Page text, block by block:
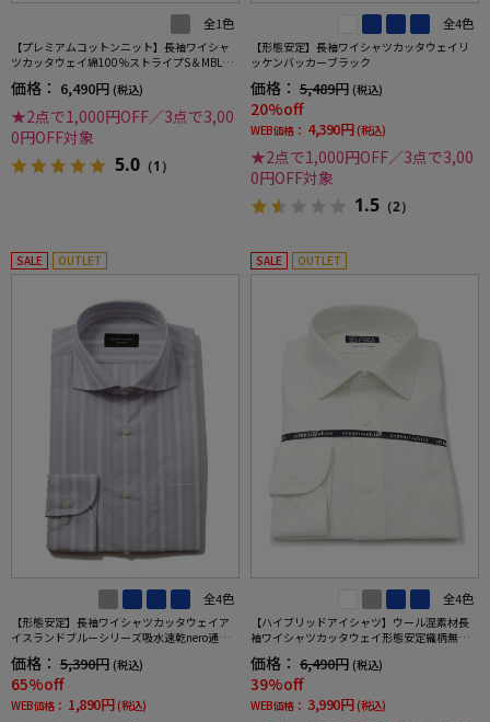
全1色
【プレミアムコットンニット】長袖ワイシャ
ツカッタウェイ綿100％ストライプS＆MBLUE
価格： 6,490円 (税込)
★2点で1,000円OFF／3点で3,00
0円OFF対象
5.0 （1）
全4色
【形態安定】長袖ワイシャツカッタウェイリ
ッケンバッカーブラック
価格： 5,489円 (税込)
20%off
WEB価格： 4,390円 (税込)
★2点で1,000円OFF／3点で3,00
0円OFF対象
1.5 （2）
SALE OUTLET
全4色
【形態安定】長袖ワイシャツカッタウェイア
イスランドブルーシリーズ吸水速乾nero通年
価格： 5,390円 (税込)
65%off
WEB価格： 1,890円 (税込)
SALE OUTLET
全4色
【ハイブリッドアイシャツ】ウール混素材長
袖ワイシャツカッタウェイ形態安定織柄無地
価格： 6,490円 (税込)
39%off
WEB価格： 3,990円 (税込)